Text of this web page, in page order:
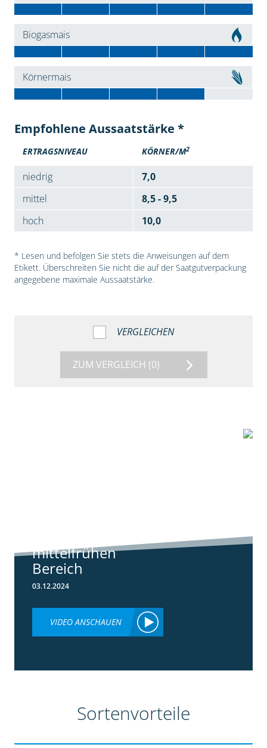
Biogasmais
Körnermais
Empfohlene Aussaatstärke *
ERTRAGSNIVEAU KÖRNER/M2
niedrig
7,0
mittel
8,5 - 9,5
hoch
10,0
* Lesen und befolgen Sie stets die Anweisungen auf dem
Etikett. Überschreiten Sie nicht die auf der Saatgutverpackung
angegebene maximale Aussaatstärke.
VERGLEICHEN
ZUM VERGLEICH (0)
mittelfrühen
Bereich
03.12.2024
VIDEO ANSCHAUEN
Sortenvorteile